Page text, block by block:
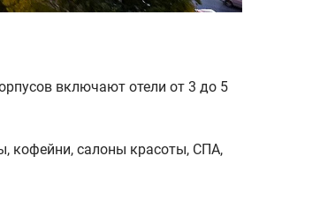
включают отели от 3 до 5
кофейни, салоны красоты, СПА,